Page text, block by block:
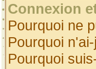
Connexion
Pourquoi ne
Pourquoi
Pourquoi